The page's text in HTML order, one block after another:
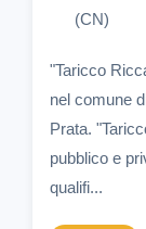
(CN)
"Taricco
nel comune
Prata.
pubblico e
qualifi...